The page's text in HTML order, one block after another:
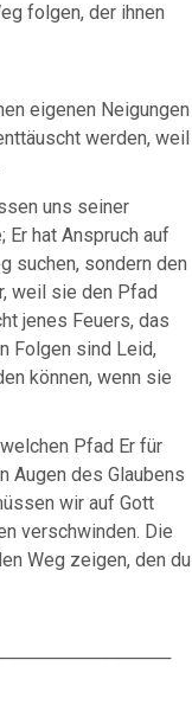
folgen, der ihnen
eigenen Neigungen
werden, weil
uns seiner
hat Anspruch auf
suchen, sondern den
weil sie den Pfad
jenes Feuers, das
Folgen sind Leid,
können, wenn sie
Pfad Er für
Augen des Glaubens
wir auf Gott
verschwinden. Die
Weg zeigen, den du